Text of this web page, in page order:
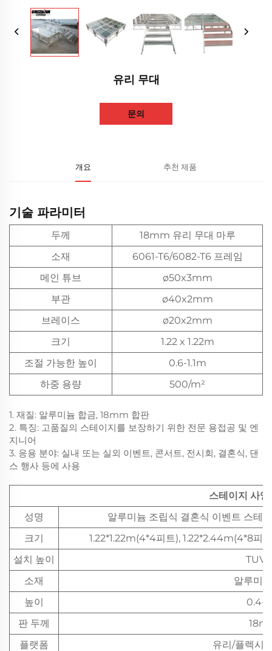
유리 무대
문의
개요 추천 제품
기술 파라미터
두께
18mm 유리 무대 마루
소재
6061-T6/6082-T6 프레임
메인 튜브
ø50x3mm
부관
ø40x2mm
브레이스
ø20x2mm
크기
1.22 x 1.22m
조절 가능한 높이
0.6-1.1m
하중 용량
500/m²
1. 재질: 알루미늄 합금, 18mm 합판
2. 특징: 고품질의 스테이지를 보장하기 위한 전문 용접공 및 엔
지니어
3. 응용 분야: 실내 또는 실외 이벤트, 콘서트, 전시회, 결혼식, 댄
스 행사 등에 사용
스테이지 사양
성명
알루미늄 조립식 결혼식 이벤트 스테
크기
1.22*1.22m(4*4피트), 1.22*2.44m(4*8피
설치 높이
TUV
소재
알루미
높이
0.4-
판 두께
플랫폼
유리/플렉시